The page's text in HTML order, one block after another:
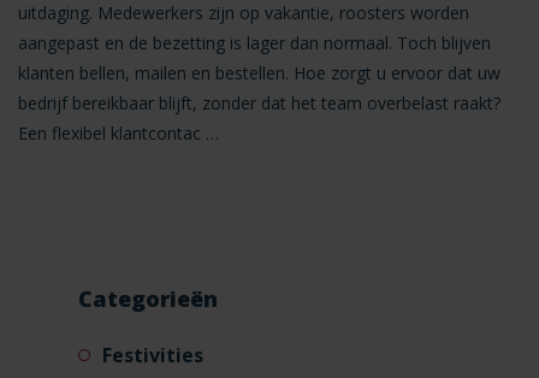
uitdaging. Medewerkers zijn op vakantie, roosters worden
aangepast en de bezetting is lager dan normaal. Toch blijven
klanten bellen, mailen en bestellen. Hoe zorgt u ervoor dat uw
bedrijf bereikbaar blijft, zonder dat het team overbelast raakt?
Een flexibel klantcontac …
Categorieën
Festivities